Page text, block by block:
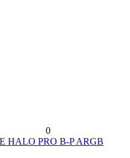
0
HALO PRO B-P ARGB